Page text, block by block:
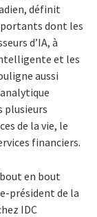
définit
dont les
d’IA, à
et les
aussi
plusieurs
de la vie, le
financiers.
en bout
président de la
IDC